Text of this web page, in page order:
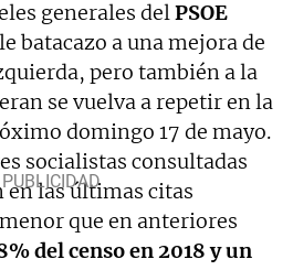
generales delPSOE
batacazo a una mejora de
pero también a la
se vuelva a repetir en la
domingo 17 de mayo.
socialistas consultadas
las últimas citas
que en anteriores
del censo en 2018 y un